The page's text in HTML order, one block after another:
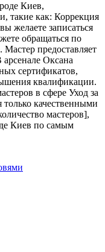
Киев,
такие как: Коррекция
желаете записаться
обращаться по
предоставляет
Оксана
сертификатов,
квалификации.
в сфере Уход за
качественными
мастеров],
Киев по самым